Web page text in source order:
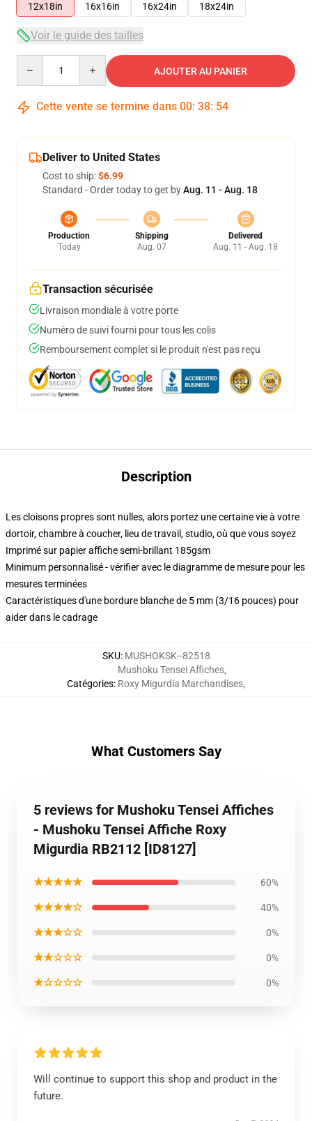
12x18in
16x16in 16x24in 18x24in
Voir le guide des tailles
AJOUTER AU PANIER
Cette vente se termine dans 00: 38: 53
Deliver to United States
Cost to ship:$6.99
Standard - Order today to get byAug. 11 - Aug. 18
Production
Today
Shipping
Aug. 07
Delivered
Aug. 11 - Aug. 18
Transaction sécurisée
Livraison mondiale à votre porte
Numéro de suivi fourni pour tous les colis
Remboursement complet si le produit n'est pas reçu
Description
Les cloisons propres sont nulles, alors portez une certaine vie à votre
dortoir, chambre à coucher, lieu de travail, studio, où que vous soyez
Imprimé sur papier affiche semi-brillant 185gsm
Minimum personnalisé - vérifier avec le diagramme de mesure pour les
mesures terminées
Caractéristiques d'une bordure blanche de 5 mm (3/16 pouces) pour
aider dans le cadrage
SKU: MUSHOKSK--82518
Catégories:
Mushoku Tensei Affiches,
Roxy Migurdia Marchandises,
What Customers Say
5 reviews for Mushoku Tensei Affiches
- Mushoku Tensei Affiche Roxy
Migurdia RB2112 [ID8127]
★★★★★ 60%
★★★★☆ 40%
★★★☆☆ 0%
★★☆☆☆ 0%
★☆☆☆☆ 0%
Will continue to support this shop and product in the
future.